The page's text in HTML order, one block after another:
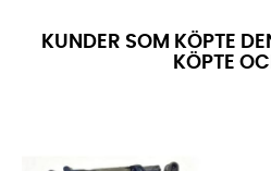
KUNDER SOM KÖPTE
KÖPTE